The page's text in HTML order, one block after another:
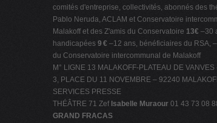
comités d'entreprise, collectivités, abonnés des
Pablo Neruda, ACLAM et Conservatoire
Malakoff et des Z'amis du Conservatoire 13€ –30
handicapées 9 € –12 ans, bénéficiaires du RSA,
du Conservatoire intercommunal de Malakoff
M° LIGNE 13 MALAKOFF-PLATEAU DE
3, PLACE DU 11 NOVEMBRE – 92240
SERVICES PRESSE
THÉÂTRE 71 Zef Isabelle Muraour 01 43 73 08
GRAND FRACAS